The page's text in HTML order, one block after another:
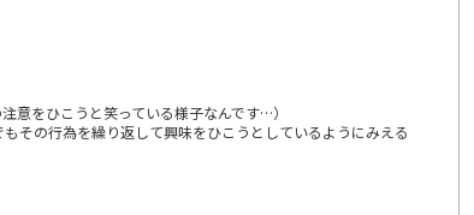
意をひこうと笑っている様子なんです…）
その行為を繰り返して興味をひこうとしているようにみえる